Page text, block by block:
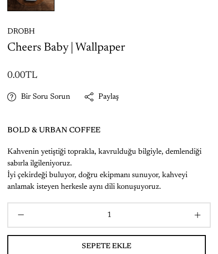
DROBH
Cheers Baby | Wallpaper
0.00TL
Bir Soru Sorun Paylaş
BOLD & URBAN COFFEE
Kahvenin yetiştiği toprakla, kavrulduğu bilgiyle, demlendiği
sabırla ilgileniyoruz.
İyi çekirdeği buluyor, doğru ekipmanı sunuyor, kahveyi
anlamak isteyen herkesle aynı dili konuşuyoruz.
SEPETE EKLE